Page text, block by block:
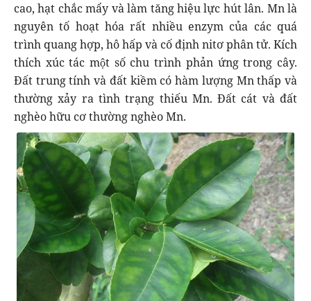
cao, hạt chắc mẩy và làm tăng hiệu lực hút lân. Mn là
nguyên tố hoạt hóa rất nhiều enzym của các quá
trình quang hợp, hô hấp và cố định nitơ phân tử. Kích
thích xúc tác một số chu trình phản ứng trong cây.
Đất trung tính và đất kiềm có hàm lượng Mn thấp và
thường xảy ra tình trạng thiếu Mn. Đất cát và đất
nghèo hữu cơ thường nghèo Mn.